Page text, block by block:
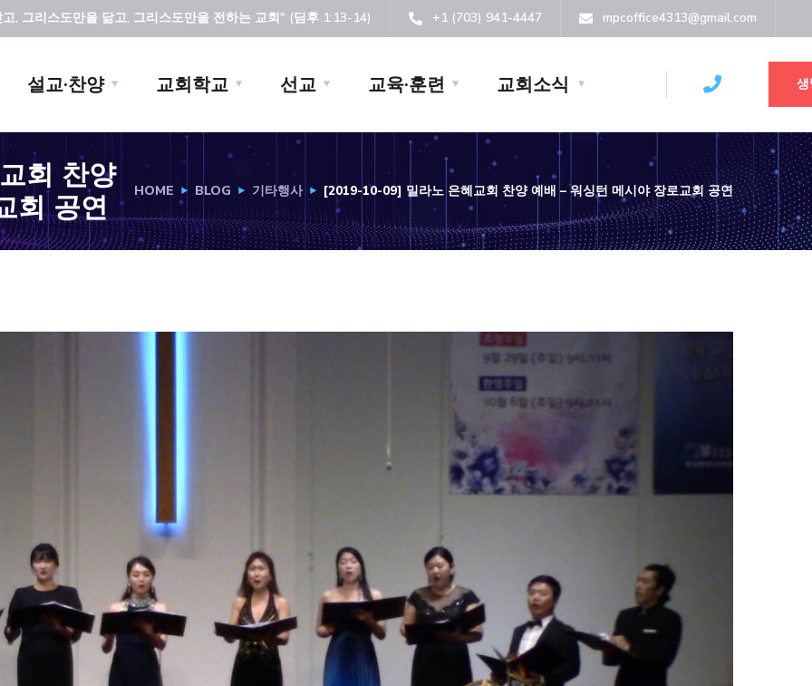
+1 (703) 941-4447 mpcoffice4313@gmail.com
, 그리스도만을 닮고, 그리스도만을 전하는 교회" (딤후 1:13-14)
설교·찬양 교회학교 선교 교육·훈련 교회소식
회 찬양
회 공연
HOME BLOG 기타행사 [2019-10-09] 밀라노 은혜교회 찬양 예배 – 워싱턴 메시야 장로교회 공연